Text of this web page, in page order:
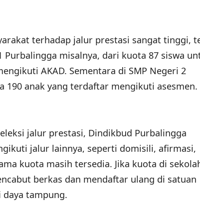
terhadap jalur prestasi sangat tinggi,
Purbalingga misalnya, dari kuota 87 siswa
AKAD. Sementara di SMP Negeri 2
190 anak yang terdaftar mengikuti asesmen.
jalur prestasi, Dindikbud Purbalingga
jalur lainnya, seperti domisili, afirmasi,
kuota masih tersedia. Jika kuota di
berkas dan mendaftar ulang di satuan
tampung.